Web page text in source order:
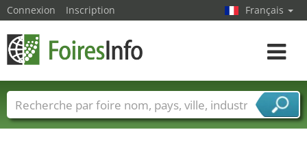
Connexion Inscription Français
Toggle
Foire noms Pays Villes
Secteurs de foire